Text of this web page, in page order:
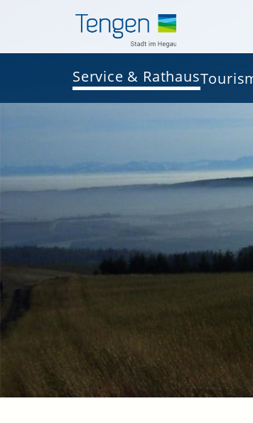
Service & Rathaus